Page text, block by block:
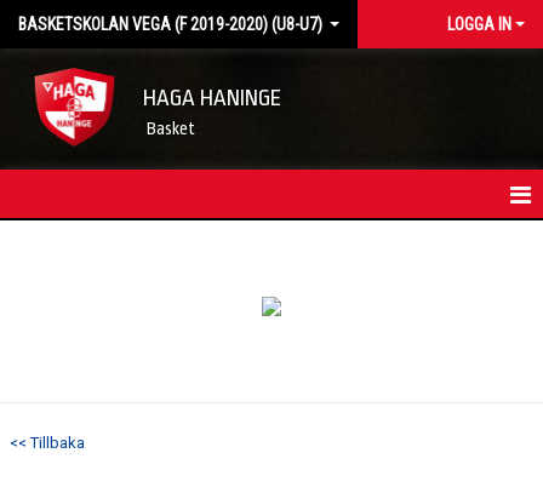
BASKETSKOLAN VEGA (F 2019-2020) (U8-U7) LOGGA IN
HAGA HANINGE
Basket
<< Tillbaka